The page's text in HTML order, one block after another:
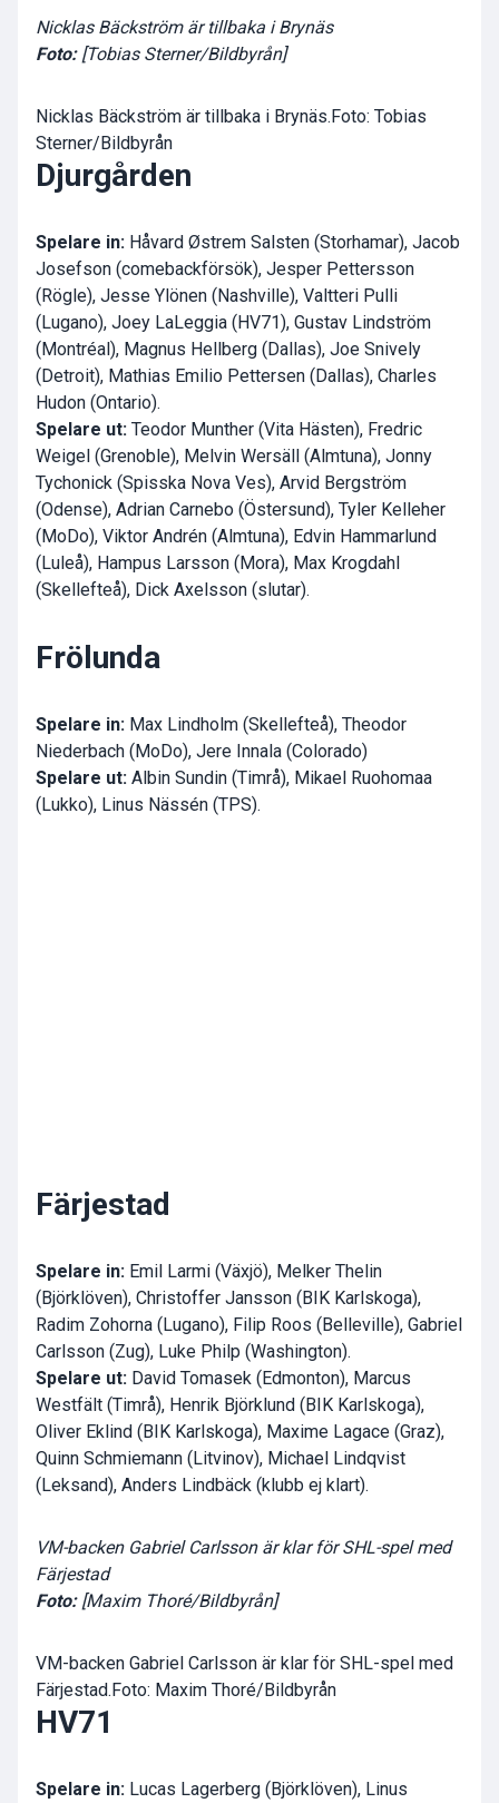
Nicklas Bäckström är tillbaka i Brynäs
Foto: [Tobias Sterner/Bildbyrån]
Nicklas Bäckström är tillbaka i Brynäs.Foto: Tobias
Sterner/Bildbyrån
Djurgården
Spelare in: Håvard Østrem Salsten (Storhamar), Jacob
Josefson (comebackförsök), Jesper Pettersson
(Rögle), Jesse Ylönen (Nashville), Valtteri Pulli
(Lugano), Joey LaLeggia (HV71), Gustav Lindström
(Montréal), Magnus Hellberg (Dallas), Joe Snively
(Detroit), Mathias Emilio Pettersen (Dallas), Charles
Hudon (Ontario).
Spelare ut: Teodor Munther (Vita Hästen), Fredric
Weigel (Grenoble), Melvin Wersäll (Almtuna), Jonny
Tychonick (Spisska Nova Ves), Arvid Bergström
(Odense), Adrian Carnebo (Östersund), Tyler Kelleher
(MoDo), Viktor Andrén (Almtuna), Edvin Hammarlund
(Luleå), Hampus Larsson (Mora), Max Krogdahl
(Skellefteå), Dick Axelsson (slutar).
Frölunda
Spelare in: Max Lindholm (Skellefteå), Theodor
Niederbach (MoDo), Jere Innala (Colorado)
Spelare ut: Albin Sundin (Timrå), Mikael Ruohomaa
(Lukko), Linus Nässén (TPS).
Färjestad
Spelare in: Emil Larmi (Växjö), Melker Thelin
(Björklöven), Christoffer Jansson (BIK Karlskoga),
Radim Zohorna (Lugano), Filip Roos (Belleville), Gabriel
Carlsson (Zug), Luke Philp (Washington).
Spelare ut: David Tomasek (Edmonton), Marcus
Westfält (Timrå), Henrik Björklund (BIK Karlskoga),
Oliver Eklind (BIK Karlskoga), Maxime Lagace (Graz),
Quinn Schmiemann (Litvinov), Michael Lindqvist
(Leksand), Anders Lindbäck (klubb ej klart).
VM-backen Gabriel Carlsson är klar för SHL-spel med
Färjestad
Foto: [Maxim Thoré/Bildbyrån]
VM-backen Gabriel Carlsson är klar för SHL-spel med
Färjestad.Foto: Maxim Thoré/Bildbyrån
HV71
Spelare in: Lucas Lagerberg (Björklöven), Linus